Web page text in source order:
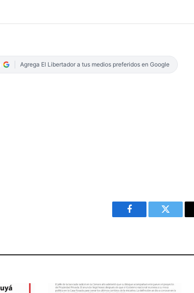
Agrega El Libertador a tus medios preferidos en Google
Facebook Twitter